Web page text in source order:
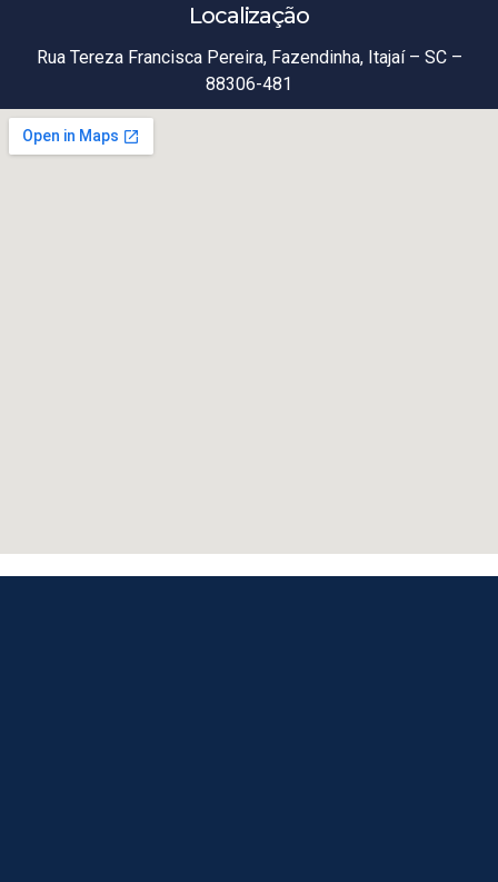
Localização
Rua Tereza Francisca Pereira, Fazendinha, Itajaí – SC –
88306-481